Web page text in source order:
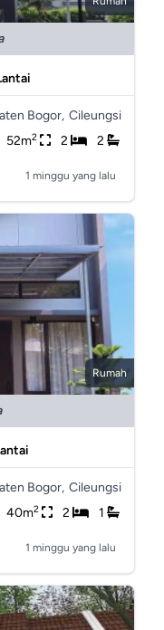
Bogor, Cileungsi
52m2 2 2
1 minggu yang lalu
Rumah
Bogor, Cileungsi
40m2 2 1
1 minggu yang lalu